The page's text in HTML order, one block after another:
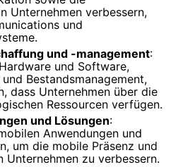
Unternehmen verbessern,
und
und -management:
und Software,
Bestandsmanagement,
dass Unternehmen über die
Ressourcen verfügen.
und Lösungen:
Anwendungen und
um die mobile Präsenz und
Unternehmen zu verbessern.